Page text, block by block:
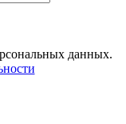
данных.